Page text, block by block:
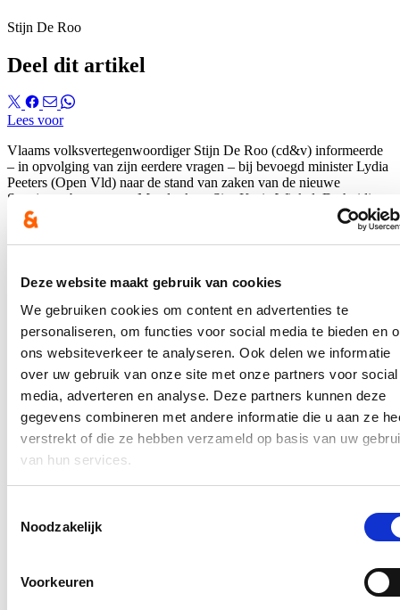
Deze website maakt gebruik van cookies
We gebruiken cookies om content en advertenties te
personaliseren, om functies voor social media te bieden en
ons websiteverkeer te analyseren. Ook delen we informatie
over uw gebruik van onze site met onze partners voor social
media, adverteren en analyse. Deze partners kunnen deze
gegevens combineren met andere informatie die u aan ze
verstrekt of die ze hebben verzameld op basis van uw
van hun services.
Noodzakelijk
Voorkeuren
Stijn De Roo
Deel dit artikel
Lees voor
Vlaams volksvertegenwoordiger Stijn De Roo (cd&v) informeerde
– in opvolging van zijn eerdere vragen – bij bevoegd minister Lydia
Peeters (Open Vld) naar de stand van zaken van de nieuwe
Spanjeveerbrug tussen Mendonk en Sint-Kruis-Winkel. De huidige
baileybrug zou worden vervangen door een betonnen exemplaar.
Hierover verscheen een bericht op dewebsite van HLNen een
kan jehierlezen.
In de pers
Nieuwe speeltuin in Ter Durmenpark komt er nog
dit jaar
Speelzones in de buurt zijn belangrijke ontmoetingsplaatsen voor
kinderen, ouders en buurtbewoners. Ze dragen bij aan de
dicht bij huis veilig te spelen.